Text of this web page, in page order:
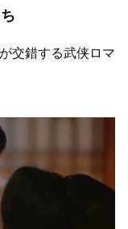
交錯する武侠ロマ